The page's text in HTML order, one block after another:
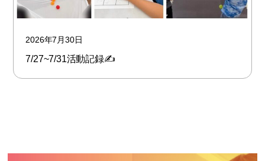
2026年7月30日
7/27~7/31活動記録✍